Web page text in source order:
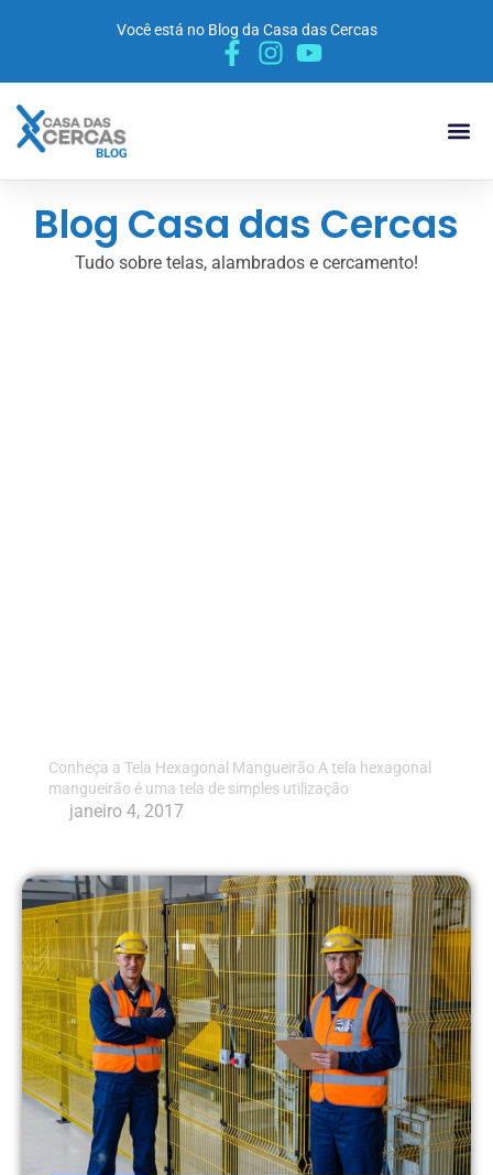
Você está no Blog da Casa das Cercas
Blog Casa das Cercas
Tudo sobre telas, alambrados e cercamento!
Conheça a Tela Hexagonal Mangueirão A tela hexagonal
mangueirão é uma tela de simples utilização
janeiro 4, 2017